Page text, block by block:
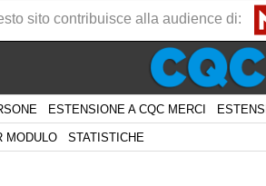
ESTENSIONE A CQC MERCI
MODULO STATISTICHE
sito contribuisce alla audience di: